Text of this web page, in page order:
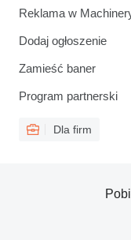
Reklama w
Dodaj ogłoszenie
Zamieść baner
Program partnerski
Dla firm